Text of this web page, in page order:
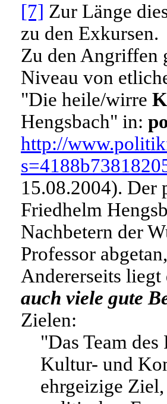
[7] Zur Länge
zu den Exkursen.
Zu den Angriffen
Niveau von
"Die heile/wirre
Hengsbach" in:
http://
15.08.2004). Der
Friedhelm
Nachbetern der
Professor
Andererseits
auch viele gute
Zielen:
"Das Team
Kultur- und
ehrgeizige